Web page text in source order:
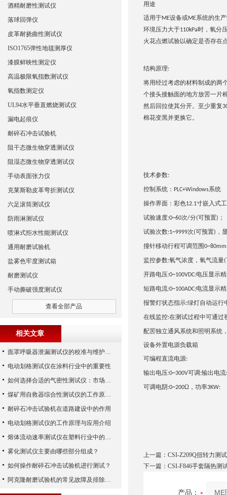
用途
适用于ME设备或ME系统的生
环境压力大于110kPa时，氧分
火花点燃试验以确定是否存在
结构原理:
将用经过考虑的材料制成的两
个接头接触面的地方放罟一片
然后回拉使其分开。至少重复
棉花变黑并更换它。
技术参数:
控制系统： PLC+Windows系统
操作界面：彩色12.1寸嵌入式
试验速度:0~60次/分(可预置) ；
试验次数:1~9999次(可预置) ，
撞针移动行程可调范围
监控参数:氧气浓度，氧气流量(
开路电压:0~100VDC:电压显示
短路电流:0~100ADC;电流显示
报警灯状态指示:绿灯自动运行
在线监控:在测试过程中可通过
配罟独立通风系统和照明系统
设备外置电源负载箱
可编程直流电源:
输出电压:0~300V可调 ;输出电流
可调电阴 :0~200Ω，功率3KW:
上一篇： CSI-Z209Q扭转力测
下一篇： CSI-F846手套隔热测
产品：
酒精耐磨性测试仪
落球回弹仪
皮革耐挠曲性测试仪
ISO1765弹性地毯测厚仪
漆膜鲜映性测定仪
高温极限氧指数测试仪
氧指数测定仪
UL94水平垂直燃烧测试仪
漏电起痕仪
耐碎石冲击试验机
阻干态微生物穿透测试仪
阻湿态微生物穿透测试仪
手动表面张力仪
克莱斯勒皮革弯折测试仪
六足滚筒测试仪
防雨淋测试仪
喷淋式拒水性能测试仪
通用耐磨试验机
盐雾色牢度测试箱
耐磨测试仪
手动撕破强度测试仪
查看全部产品
相关文章
面罩呼吸器泄漏测试仪的校准与维护技巧
电动划格测试仪在涂料行业中的重要性
如何选择合适的气密性测试仪：市场指南
煤矿用自救器综合性测试仪的工作原理与功能解析
耐碎石冲击试验机在道路建设中的作用
电动划格测试仪的工作原理与应用介绍
熔体流动速率测试仪在塑料行业中的应用
雾化测试仪主要由哪些部分组成？
如何操作耐碎石冲击试验机进行测试？
阿克隆耐磨试验机的常见故障及排除方法